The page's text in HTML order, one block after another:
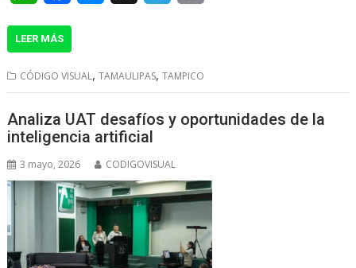
a
t
s
A
p
e
b
o
k
s
e
n
e
r
e
g
r
m
t
LEER MÁS
CÓDIGO VISUAL,TAMAULIPAS,TAMPICO
Analiza UAT desafíos y oportunidades de la
inteligencia artificial
3 mayo, 2026 CODIGOVISUAL